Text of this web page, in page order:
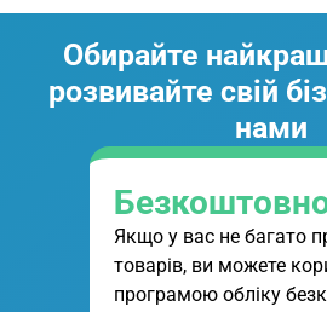
Обирайте
розвивайте свій
нами
Якщо у вас не багато
товарів, ви можете
програмою обліку